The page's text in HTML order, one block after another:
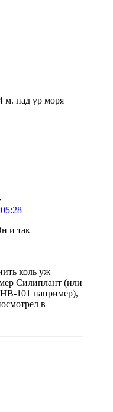
м. над ур моря
и так
коль уж
Силиплант (или
101 например),
в